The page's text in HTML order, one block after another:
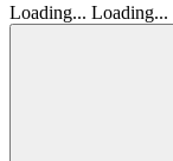
Loading... Loading...